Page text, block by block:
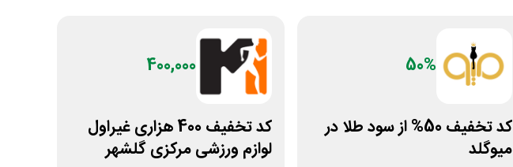
50%
کد تخفیف 50% از سود طلا در
میوگلد
400,000
کد تخفیف 400 هزاری غیراول
لوازم ورزشی مرکزی گلشهر